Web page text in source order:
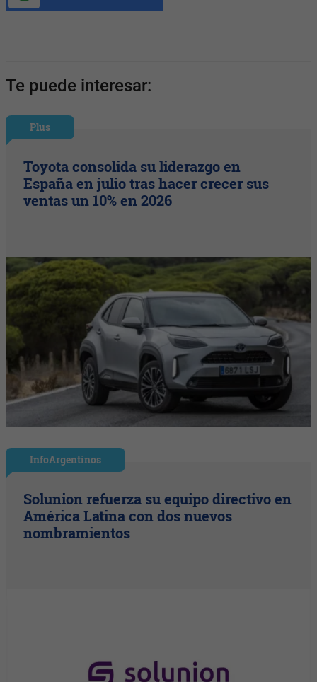
Te puede interesar:
Plus
Toyota consolida su liderazgo en
España en julio tras hacer crecer sus
ventas un 10% en 2026
InfoArgentinos
Solunion refuerza su equipo directivo en
América Latina con dos nuevos
nombramientos